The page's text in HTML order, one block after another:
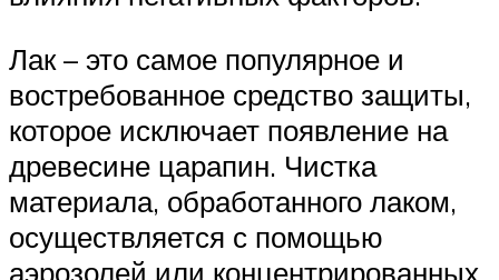
Лак – это самое популярное и
востребованное средство защиты,
которое исключает появление на
древесине царапин. Чистка
материала, обработанного лаком,
осуществляется с помощью
аэрозолей или концентрированных